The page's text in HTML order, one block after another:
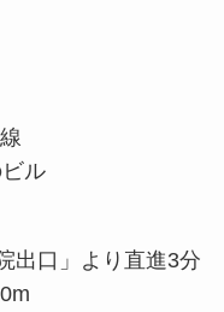
ル
出⼝」より直進3分